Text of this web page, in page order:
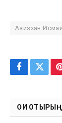
Азизхан
Facebook
ОҚИ